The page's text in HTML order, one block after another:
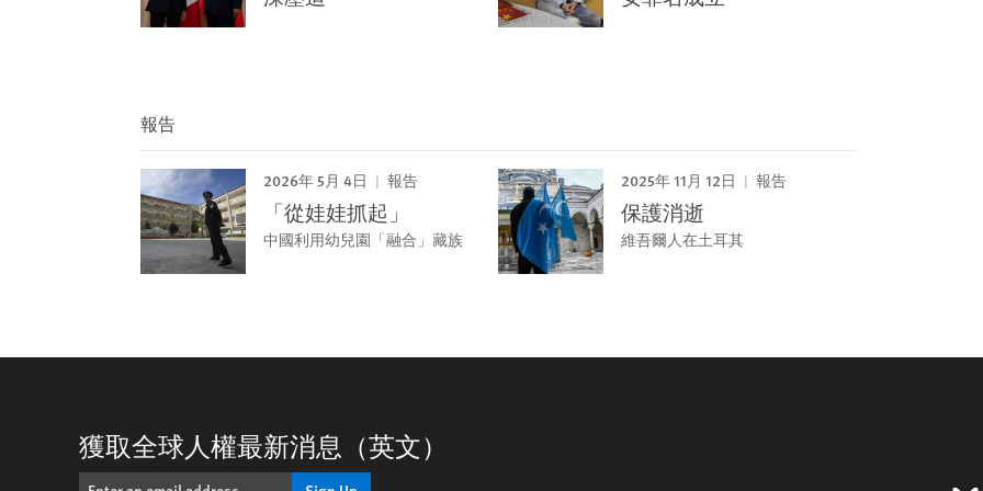
報告
2026年 5月 4日 報告
「從娃娃抓起」
中國利用幼兒園「融合」藏族
2025年 11月 12日 報告
保護消逝
維吾爾人在土耳其
獲取全球人權最新消息（英文）